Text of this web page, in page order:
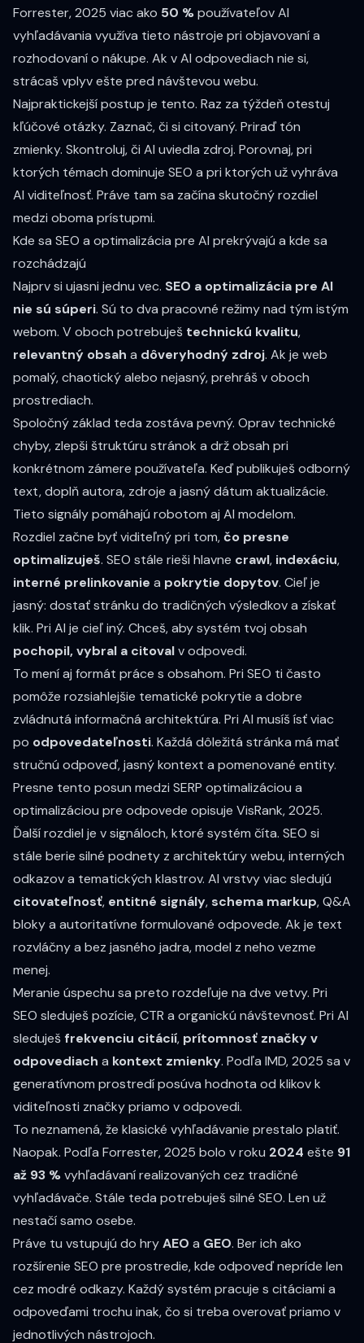
Forrester, 2025 viac ako 50 %používateľov AI
vyhľadávania využíva tieto nástroje pri objavovaní a
rozhodovaní o nákupe. Ak v AI odpovediach nie si,
strácaš vplyv ešte pred návštevou webu.
Najpraktickejší postup je tento. Raz za týždeň otestuj
kľúčové otázky. Zaznač, či si citovaný. Priraď tón
zmienky. Skontroluj, či AI uviedla zdroj. Porovnaj, pri
ktorých témach dominuje SEO a pri ktorých už vyhráva
AI viditeľnosť. Práve tam sa začína skutočný rozdiel
medzi oboma prístupmi.
Kde sa SEO a optimalizácia pre AI prekrývajú a kde sa
rozchádzajú
Najprv si ujasni jednu vec. SEO a optimalizácia pre AI
nie sú súperi. Sú to dva pracovné režimy nad tým istým
webom. V oboch potrebuješ technickú kvalitu,
relevantný obsah a dôveryhodný zdroj. Ak je web
pomalý, chaotický alebo nejasný, prehráš v oboch
prostrediach.
Spoločný základ teda zostáva pevný. Oprav technické
chyby, zlepši štruktúru stránok a drž obsah pri
konkrétnom zámere používateľa. Keď publikuješ odborný
text, doplň autora, zdroje a jasný dátum aktualizácie.
Tieto signály pomáhajú robotom aj AI modelom.
Rozdiel začne byť viditeľný pri tom,čo presne
optimalizuješ. SEO stále rieši hlavne crawl, indexáciu,
interné prelinkovanie a pokrytie dopytov. Cieľ je
jasný: dostať stránku do tradičných výsledkov a získať
klik. Pri AI je cieľ iný. Chceš, aby systém tvoj obsah
pochopil, vybral a citovalv odpovedi.
To mení aj formát práce s obsahom. Pri SEO ti často
pomôže rozsiahlejšie tematické pokrytie a dobre
zvládnutá informačná architektúra. Pri AI musíš ísť viac
po odpovedateľnosti. Každá dôležitá stránka má mať
stručnú odpoveď, jasný kontext a pomenované entity.
Presne tento posun medzi SERP optimalizáciou a
optimalizáciou pre odpovede opisuje VisRank, 2025.
Ďalší rozdiel je v signáloch, ktoré systém číta. SEO si
stále berie silné podnety z architektúry webu, interných
odkazov a tematických klastrov. AI vrstvy viac sledujú
citovateľnosť, entitné signály, schema markup, Q&A
bloky a autoritatívne formulované odpovede. Ak je text
rozvláčny a bez jasného jadra, model z neho vezme
menej.
Meranie úspechu sa preto rozdeľuje na dve vetvy. Pri
SEO sleduješ pozície, CTR a organickú návštevnosť. Pri AI
sleduješ frekvenciu citácií, prítomnosť značky v
odpovediach a kontext zmienky. Podľa IMD, 2025 sa v
generatívnom prostredí posúva hodnota od klikov k
viditeľnosti značky priamo v odpovedi.
To neznamená, že klasické vyhľadávanie prestalo platiť.
Naopak. Podľa Forrester, 2025 bolo v roku 2024 ešte 91
až 93 %vyhľadávaní realizovaných cez tradičné
vyhľadávače. Stále teda potrebuješ silné SEO. Len už
nestačí samo osebe.
Práve tu vstupujú do hryAEO a GEO. Ber ich ako
rozšírenie SEO pre prostredie, kde odpoveď nepríde len
cez modré odkazy. Každý systém pracuje s citáciami a
odpoveďami trochu inak, čo si treba overovať priamo v
jednotlivých nástrojoch.